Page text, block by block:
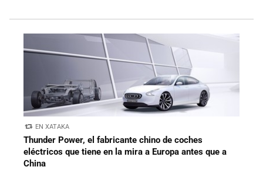
EN XATAKA
Thunder Power, el fabricante chino de coches
eléctricos que tiene en la mira a Europa antes que a
China